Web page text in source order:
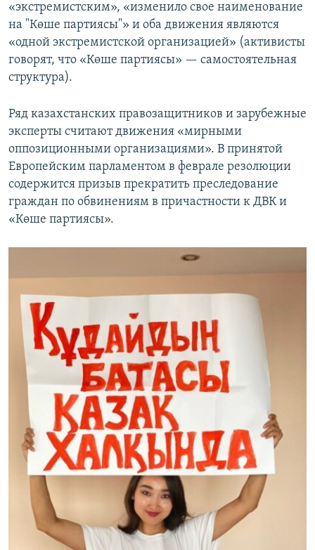
«экстремистским», «изменило свое наименование
на "Көше партиясы"» и оба движения являются
«одной экстремистской организацией» (активисты
говорят, что «Көше партиясы» — самостоятельная
структура).
Ряд казахстанских правозащитников и зарубежные
эксперты считают движения «мирными
оппозиционными организациями». В принятой
Европейским парламентом в феврале резолюции
содержится призыв прекратить преследование
граждан по обвинениям в причастности к ДВК и
«Көше партиясы».